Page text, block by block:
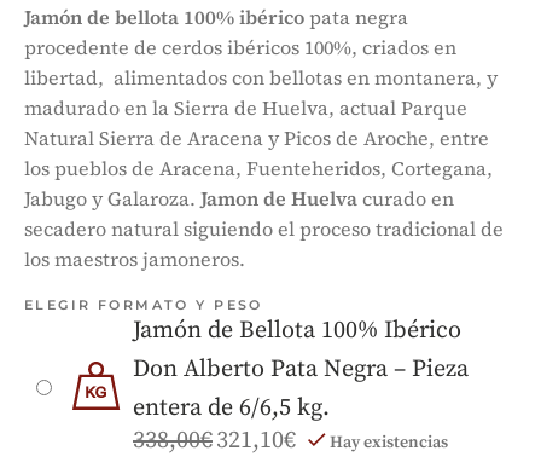
Jamón de bellota 100% ibéricopata negra
procedente de cerdos ibéricos 100%, criados en
libertad, alimentados con bellotas en montanera, y
madurado en la Sierra de Huelva, actual Parque
Natural Sierra de Aracena y Picos de Aroche, entre
los pueblos de Aracena, Fuenteheridos, Cortegana,
Jabugo y Galaroza. Jamon de Huelvacurado en
secadero natural siguiendo el proceso tradicional de
los maestros jamoneros.
ELEGIR FORMATO Y PESO
Jamón de Bellota 100% Ibérico
Don Alberto Pata Negra – Pieza
entera de 6/6,5 kg.
338,00€321,10€ Hay existencias